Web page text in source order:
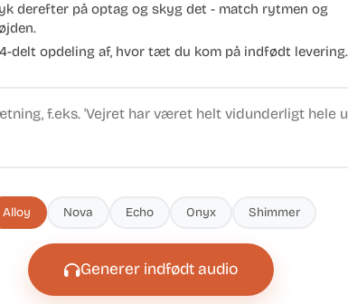
derefter på optag og skyg det - match rytmen og
delt opdeling af, hvor tæt du kom på indfødt levering.
Alloy Nova Echo Onyx Shimmer
Generer indfødt audio